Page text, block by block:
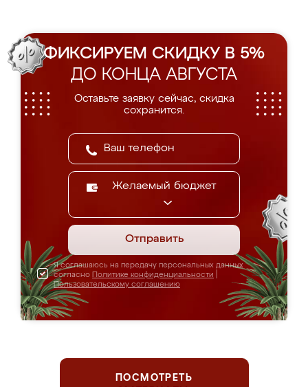
ФИКСИРУЕМ СКИДКУ В 5%
ДО КОНЦА АВГУСТА
Оставьте заявку сейчас, скидка
сохранится.
Желаемый бюджет
Отправить
Я соглашаюсь на передачу персональных данных
согласно Политике конфиденциальности
Пользовательскому соглашению
ПОСМОТРЕТЬ